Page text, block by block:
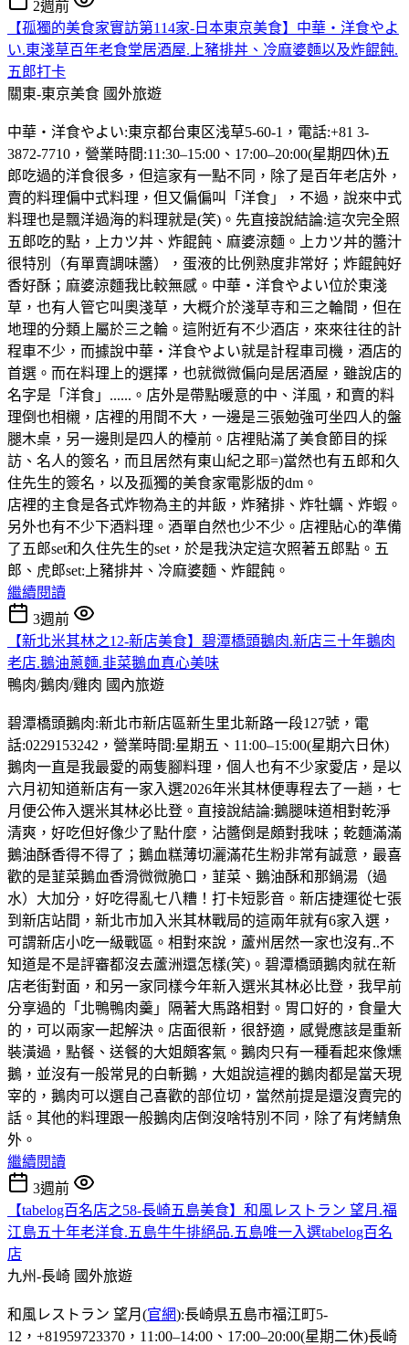
2週前
【孤獨的美食家實訪第114家-日本東京美食】中華・洋食やよ
い.東淺草百年老食堂居酒屋.上豬排丼、冷麻婆麵以及炸餛飩.
五郎打卡
關東-東京美食 國外旅遊
中華・洋食やよい:東京都台東区浅草5-60-1，電話:+81 3-
3872-7710，營業時間:11:30–15:00、17:00–20:00(星期四休)五
郎吃過的洋食很多，但這家有一點不同，除了是百年老店外，
賣的料理偏中式料理，但又偏偏叫「洋食」，不過，說來中式
料理也是飄洋過海的料理就是(笑)。先直接說結論:這次完全照
五郎吃的點，上カツ丼、炸餛飩、麻婆涼麵。上カツ丼的醬汁
很特別（有單賣調味醬），蛋液的比例熟度非常好；炸餛飩好
香好酥；麻婆涼麵我比較無感。中華・洋食やよい位於東淺
草，也有人管它叫奧淺草，大概介於淺草寺和三之輪間，但在
地理的分類上屬於三之輪。這附近有不少酒店，來來往往的計
程車不少，而據說中華・洋食やよい就是計程車司機，酒店的
首選。而在料理上的選擇，也就微微偏向是居酒屋，雖說店的
名字是「洋食」......。店外是帶點暖意的中、洋風，和賣的料
理倒也相櫬，店裡的用間不大，一邊是三張勉強可坐四人的盤
腿木桌，另一邊則是四人的檯前。店裡貼滿了美食節目的採
訪、名人的簽名，而且居然有東山紀之耶=)當然也有五郎和久
住先生的簽名，以及孤獨的美食家電影版的dm。
店裡的主食是各式炸物為主的丼飯，炸豬排、炸牡蠣、炸蝦。
另外也有不少下酒料理。酒單自然也少不少。店裡貼心的準備
了五郎set和久住先生的set，於是我決定這次照著五郎點。五
郎、虎郎set:上豬排丼、冷麻婆麵、炸餛飩。
繼續閱讀
3週前
【新北米其林之12-新店美食】碧潭橋頭鵝肉.新店三十年鵝肉
老店.鵝油蔥麵.韭菜鵝血真心美味
鴨肉/鵝肉/雞肉 國內旅遊
碧潭橋頭鵝肉:新北市新店區新生里北新路一段127號，電
話:0229153242，營業時間:星期五、11:00–15:00(星期六日休)
鵝肉一直是我最愛的兩隻腳料理，個人也有不少家愛店，是以
六月初知道新店有一家入選2026年米其林便專程去了一趟，七
月便公佈入選米其林必比登。直接說結論:鵝腿味道相對乾淨
清爽，好吃但好像少了點什麼，沾醬倒是頗對我味；乾麵滿滿
鵝油酥香得不得了；鵝血糕薄切灑滿花生粉非常有誠意，最喜
歡的是韮菜鵝血香滑微微脆口，韮菜、鵝油酥和那鍋湯（過
水）大加分，好吃得亂七八糟！打卡短影音。新店捷運從七張
到新店站間，新北市加入米其林戰局的這兩年就有6家入選，
可謂新店小吃一級戰區。相對來說，蘆州居然一家也沒有..不
知道是不是評審都沒去蘆洲還怎樣(笑)。碧潭橋頭鵝肉就在新
店老街對面，和另一家同樣今年新入選米其林必比登，我早前
分享過的「北鴨鴨肉羹」隔著大馬路相對。胃口好的，食量大
的，可以兩家一起解決。店面很新，很舒適，感覺應該是重新
裝潢過，點餐、送餐的大姐頗客氣。鵝肉只有一種看起來像燻
鵝，並沒有一般常見的白斬鵝，大姐說這裡的鵝肉都是當天現
宰的，鵝肉可以選自己喜歡的部位切，當然前提是還沒賣完的
話。其他的料理跟一般鵝肉店倒沒啥特別不同，除了有烤鯖魚
外。
繼續閱讀
3週前
【tabelog百名店之58-長崎五島美食】和風レストラン 望月.福
江島五十年老洋食.五島牛牛排絕品.五島唯一入選tabelog百名
店
九州-長崎 國外旅遊
和風レストラン 望月(官網):長崎県五島市福江町5-
12，+81959723370，11:00–14:00、17:00–20:00(星期二休)長崎